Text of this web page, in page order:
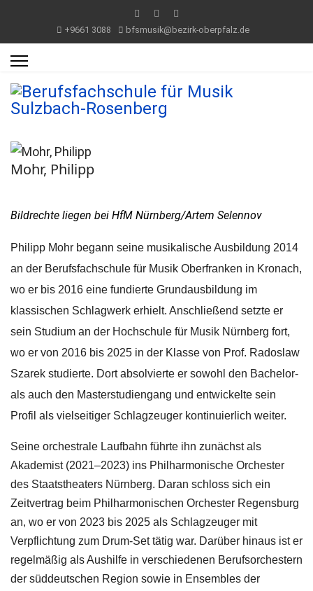
+9661 3088 bfsmusik@bezirk-oberpfalz.de
Mohr, Philipp
Bildrechte liegen bei HfM Nürnberg/Artem Selennov
Philipp Mohr begann seine musikalische Ausbildung 2014
an der Berufsfachschule für Musik Oberfranken in Kronach,
wo er bis 2016 eine fundierte Grundausbildung im
klassischen Schlagwerk erhielt. Anschließend setzte er
sein Studium an der Hochschule für Musik Nürnberg fort,
wo er von 2016 bis 2025 in der Klasse von Prof. Radoslaw
Szarek studierte. Dort absolvierte er sowohl den Bachelor-
als auch den Masterstudiengang und entwickelte sein
Profil als vielseitiger Schlagzeuger kontinuierlich weiter.
Seine orchestrale Laufbahn führte ihn zunächst als
Akademist (2021–2023) ins Philharmonische Orchester
des Staatstheaters Nürnberg. Daran schloss sich ein
Zeitvertrag beim Philharmonischen Orchester Regensburg
an, wo er von 2023 bis 2025 als Schlagzeuger mit
Verpflichtung zum Drum-Set tätig war. Darüber hinaus ist er
regelmäßig als Aushilfe in verschiedenen Berufsorchestern
der süddeutschen Region sowie in Ensembles der